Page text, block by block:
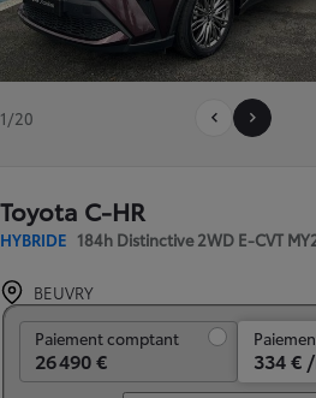
1/20
Toyota C-HR
HYBRIDE 184h Distinctive 2WD E-CVT
BEUVRY
Paiement comptant
26 490 € 334 €